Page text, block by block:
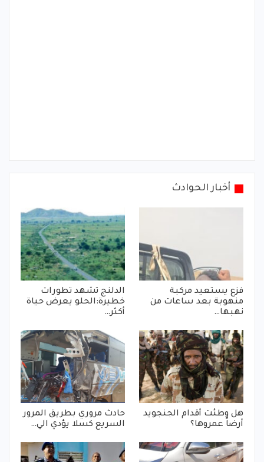
أخبار الحوادث
فزع يستعيد مركبة
منهوبة بعد ساعات من
نهبها…
الدلنج تشهد تطورات
خطيرة:الحلو يعرض حياة
أكثر…
هل وطئت أقدام الجنجويد
أرضاً عمروها؟
حادث مروري بطريق المرور
السريع كسلا يؤدي الي…